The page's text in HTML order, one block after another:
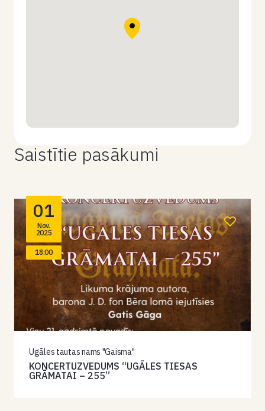
Saistītie pasākumi
01
Nov.
2025
18:00
Ugāles tautas nams "Gaisma"
KONCERTUZVEDUMS “UGĀLES TIESAS
GRĀMATAI – 255”